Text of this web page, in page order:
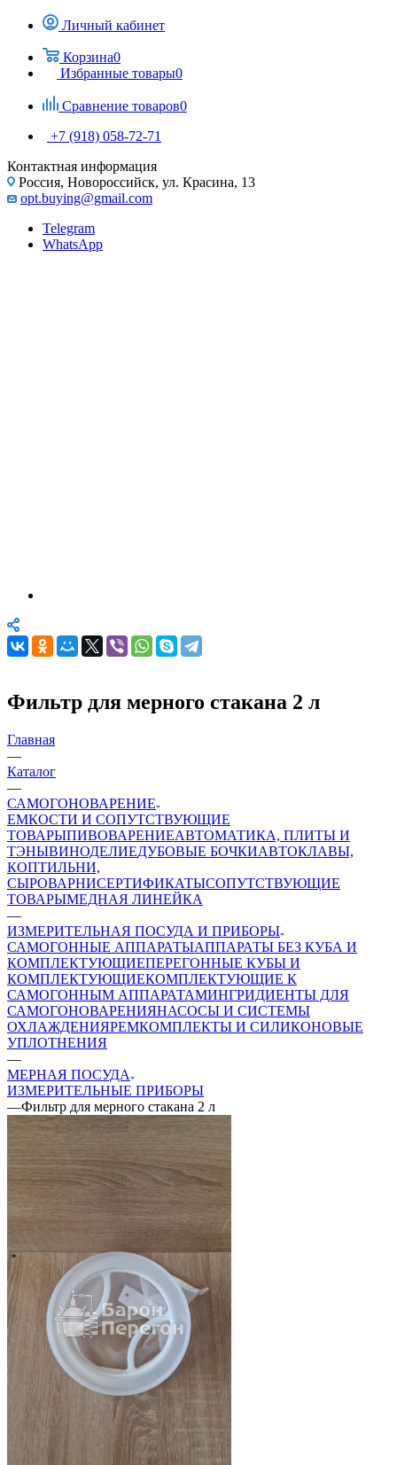
Личный кабинет
Корзина0
Избранные товары0
Сравнение товаров0
+7 (918) 058-72-71
Контактная информация
Россия, Новороссийск, ул. Красина, 13
opt.buying@gmail.com
Telegram
WhatsApp
Фильтр для мерного стакана 2 л
Главная
—
Каталог
—
САМОГОНОВАРЕНИЕ
ЕМКОСТИ И СОПУТСТВУЮЩИЕ
ТОВАРЫПИВОВАРЕНИЕАВТОМАТИКА, ПЛИТЫ И
ТЭНЫВИНОДЕЛИЕДУБОВЫЕ БОЧКИАВТОКЛАВЫ,
КОПТИЛЬНИ,
СЫРОВАРНИСЕРТИФИКАТЫСОПУТСТВУЮЩИЕ
ТОВАРЫМЕДНАЯ ЛИНЕЙКА
—
ИЗМЕРИТЕЛЬНАЯ ПОСУДА И ПРИБОРЫ
САМОГОННЫЕ АППАРАТЫАППАРАТЫ БЕЗ КУБА И
КОМПЛЕКТУЮЩИЕПЕРЕГОННЫЕ КУБЫ И
КОМПЛЕКТУЮЩИЕКОМПЛЕКТУЮЩИЕ К
САМОГОННЫМ АППАРАТАМИНГРИДИЕНТЫ ДЛЯ
САМОГОНОВАРЕНИЯНАСОСЫ И СИСТЕМЫ
ОХЛАЖДЕНИЯРЕМКОМПЛЕКТЫ И СИЛИКОНОВЫЕ
УПЛОТНЕНИЯ
—
МЕРНАЯ ПОСУДА
ИЗМЕРИТЕЛЬНЫЕ ПРИБОРЫ
—Фильтр для мерного стакана 2 л